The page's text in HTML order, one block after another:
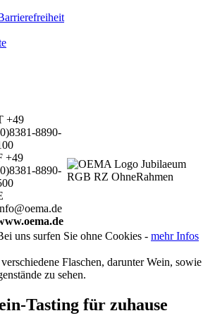
+49
8890-
+49
8890-
uns surfen Sie ohne Cookies - mehr Infos
Tasting für zuhause